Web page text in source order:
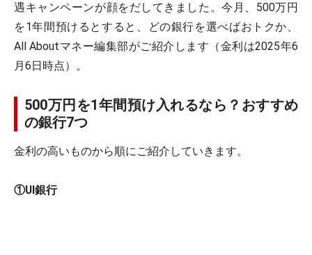
遇キャンペーンが顔をだしてきました。今月、500万円
を1年間預けるとすると、どの銀行を選べばおトクか、
All Aboutマネー編集部がご紹介します（金利は2025年6
月6日時点）。
500万円を1年間預け入れるなら？おすすめ
の銀行7つ
金利の高いものから順にご紹介していきます。
①UI銀行